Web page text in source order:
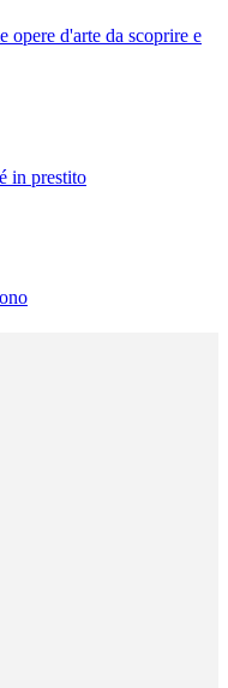
opere d'arte da scoprire e
in prestito